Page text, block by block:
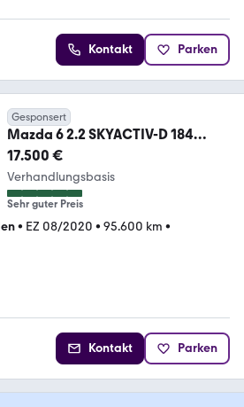
Kontakt Parken
Gesponsert
Mazda 6 2.2 SKYACTIV-D 184
Edition 100 Auto Editio...
17.500 €
Verhandlungsbasis
Sehr guter Preis
• EZ 08/2020 • 95.600 km •
Kontakt Parken